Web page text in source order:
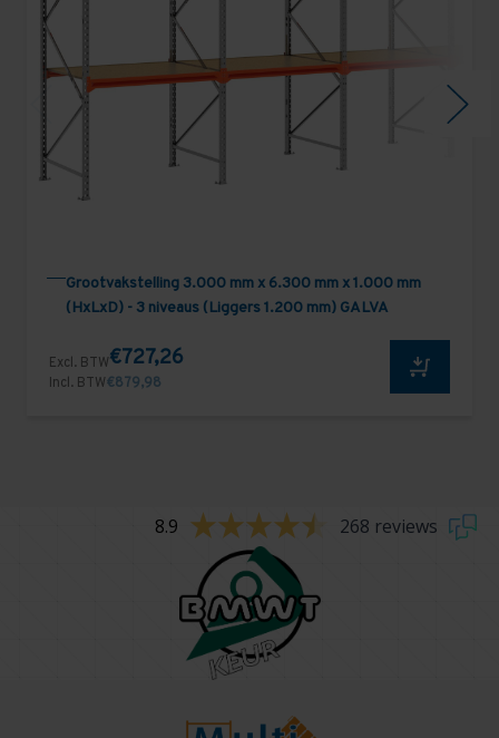
Grootvakstelling 3.000 mm x 6.300 mm x 1.000 mm
(HxLxD) - 3 niveaus (Liggers 1.200 mm) GALVA
Excl. BTW€727,26
Incl. BTW€879,98
8.9 268 reviews